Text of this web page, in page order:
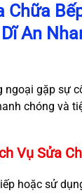
Chữa
An
ngoại gặp sự
chóng và
Vụ Sửa
hoặc sử